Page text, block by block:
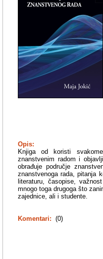
Opis:
Knjiga od koristi
znanstvenim radom i
obrađuje područje
znanstvenoga rada, pitanja
literaturu, časopise,
mnogo toga drugoga što
zajednice, ali i studente.
Komentari: (0)